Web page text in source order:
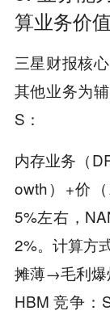
算业务价值
三星财报核
其他业务为
S：
内存业务（
owth）+价
5%左右，
2%。计算方
摊薄→毛利爆
HBM 竞争：